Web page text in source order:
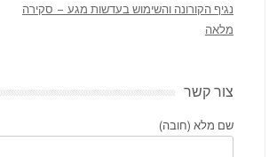
נגיף הקורונה והשימוש בעדשות מגע – סקירה
מלאה
צור קשר
שם מלא (חובה)